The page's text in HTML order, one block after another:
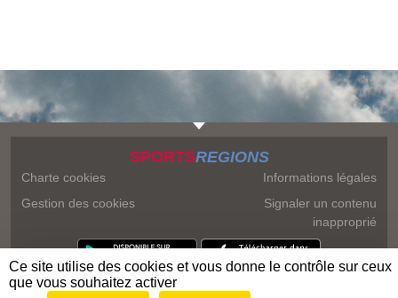
SPORTSREGIONS
Charte cookies
Gestion des cookies
Informations légales
Signaler un contenu
inapproprié
Ce site utilise des cookies et vous donne le contrôle sur ceux
que vous souhaitez activer